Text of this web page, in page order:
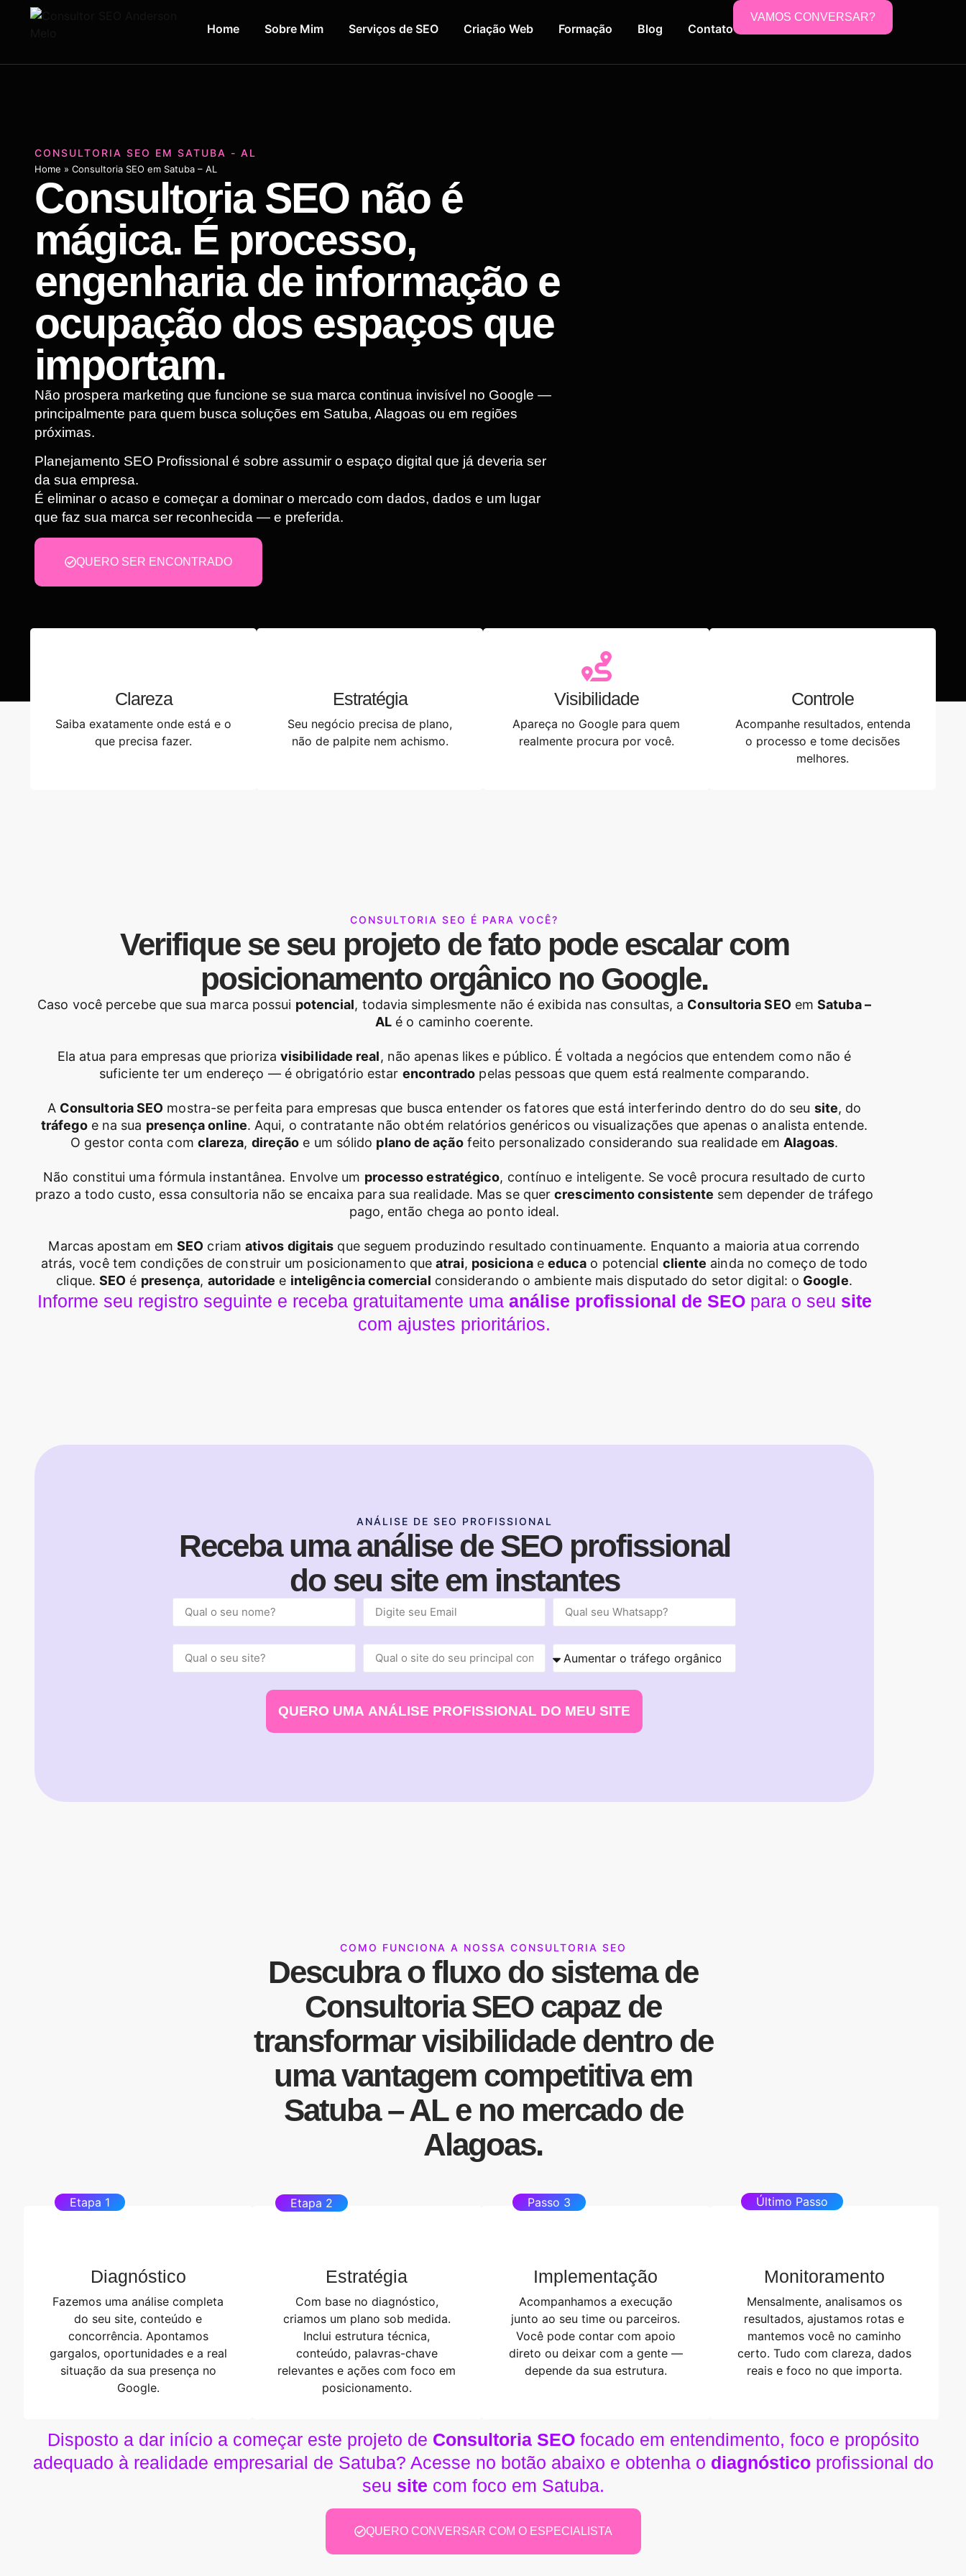
Home Sobre Mim Serviços de SEO Criação Web Formação Blog Contato
VAMOS CONVERSAR?
CONSULTORIA SEO EM SATUBA - AL
Home » Consultoria SEO em Satuba – AL
Consultoria SEO não é
mágica. É processo,
engenharia de informação e
ocupação dos espaços que
importam.
Não prospera marketing que funcione se sua marca continua invisível no Google —
principalmente para quem busca soluções em Satuba, Alagoas ou em regiões
próximas.
Planejamento SEO Profissional é sobre assumir o espaço digital que já deveria ser
da sua empresa.
É eliminar o acaso e começar a dominar o mercado com dados, dados e um lugar
que faz sua marca ser reconhecida — e preferida.
QUERO SER ENCONTRADO
Clareza
Saiba exatamente onde está e o
que precisa fazer.
Estratégia
Seu negócio precisa de plano,
não de palpite nem achismo.
Visibilidade
Apareça no Google para quem
realmente procura por você.
Controle
Acompanhe resultados, entenda
o processo e tome decisões
melhores.
CONSULTORIA SEO É PARA VOCÊ?
Verifique se seu projeto de fato pode escalar com
posicionamento orgânico no Google.
Caso você percebe que sua marca possui potencial, todavia simplesmente não é exibida nas consultas, a Consultoria SEOemSatuba –
AL é o caminho coerente.
Ela atua para empresas que priorizavisibilidade real, não apenas likes e público. É voltada a negócios que entendem como não é
suficiente ter um endereço — é obrigatório estar encontrado pelas pessoas que quem está realmente comparando.
A Consultoria SEO mostra-se perfeita para empresas que busca entender os fatores que está interferindo dentro do do seu site, do
tráfegoe na sua presença online. Aqui, o contratante não obtém relatórios genéricos ou visualizações que apenas o analista entende.
O gestor conta com clareza, direção e um sólido plano de açãofeito personalizado considerando sua realidade em Alagoas.
Não constitui uma fórmula instantânea. Envolve um processo estratégico, contínuo e inteligente. Se você procura resultado de curto
prazo a todo custo, essa consultoria não se encaixa para sua realidade. Mas se quercrescimento consistente sem depender de tráfego
pago, então chega ao ponto ideal.
Marcas apostam emSEO criam ativos digitais que seguem produzindo resultado continuamente. Enquanto a maioria atua correndo
atrás, você tem condições de construir um posicionamento queatrai, posicionae educa o potencial cliente ainda no começo de todo
clique.SEO é presença, autoridade e inteligência comercial considerando o ambiente mais disputado do setor digital: o Google.
Informe seu registro seguinte e receba gratuitamente uma análise profissional de SEOpara o seu site
com ajustes prioritários.
ANÁLISE DE SEO PROFISSIONAL
Receba uma análise de SEO profissional
do seu site em instantes
QUERO UMA ANÁLISE PROFISSIONAL DO MEU SITE
COMO FUNCIONA A NOSSA CONSULTORIA SEO
Descubra o fluxo do sistema de
Consultoria SEOcapaz de
transformarvisibilidadedentro de
umavantagem competitivaem
Satuba – AL e no mercado de
Alagoas.
Etapa 1
Diagnóstico
Fazemos uma análise completa
do seu site, conteúdo e
concorrência. Apontamos
gargalos, oportunidades e a real
situação da sua presença no
Google.
Etapa 2
Estratégia
Com base no diagnóstico,
criamos um plano sob medida.
Inclui estrutura técnica,
conteúdo, palavras-chave
relevantes e ações com foco em
posicionamento.
Passo 3
Implementação
Acompanhamos a execução
junto ao seu time ou parceiros.
Você pode contar com apoio
direto ou deixar com a gente —
depende da sua estrutura.
Último Passo
Monitoramento
Mensalmente, analisamos os
resultados, ajustamos rotas e
mantemos você no caminho
certo. Tudo com clareza, dados
reais e foco no que importa.
Disposto a dar início a começar este projeto de Consultoria SEOfocado em entendimento, foco e propósito
adequado à realidade empresarial de Satuba? Acesse no botão abaixo e obtenha o diagnósticoprofissional do
seu site com foco em Satuba.
QUERO CONVERSAR COM O ESPECIALISTA